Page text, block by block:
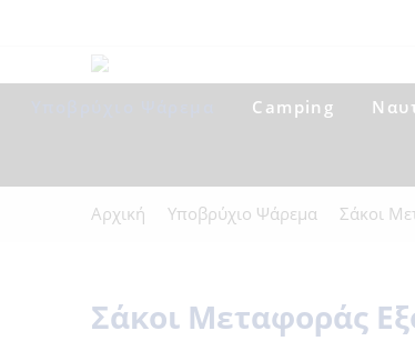
Camping
Αρχική Υποβρύχιο Ψάρεμα Σάκοι
Σάκοι Μεταφοράς